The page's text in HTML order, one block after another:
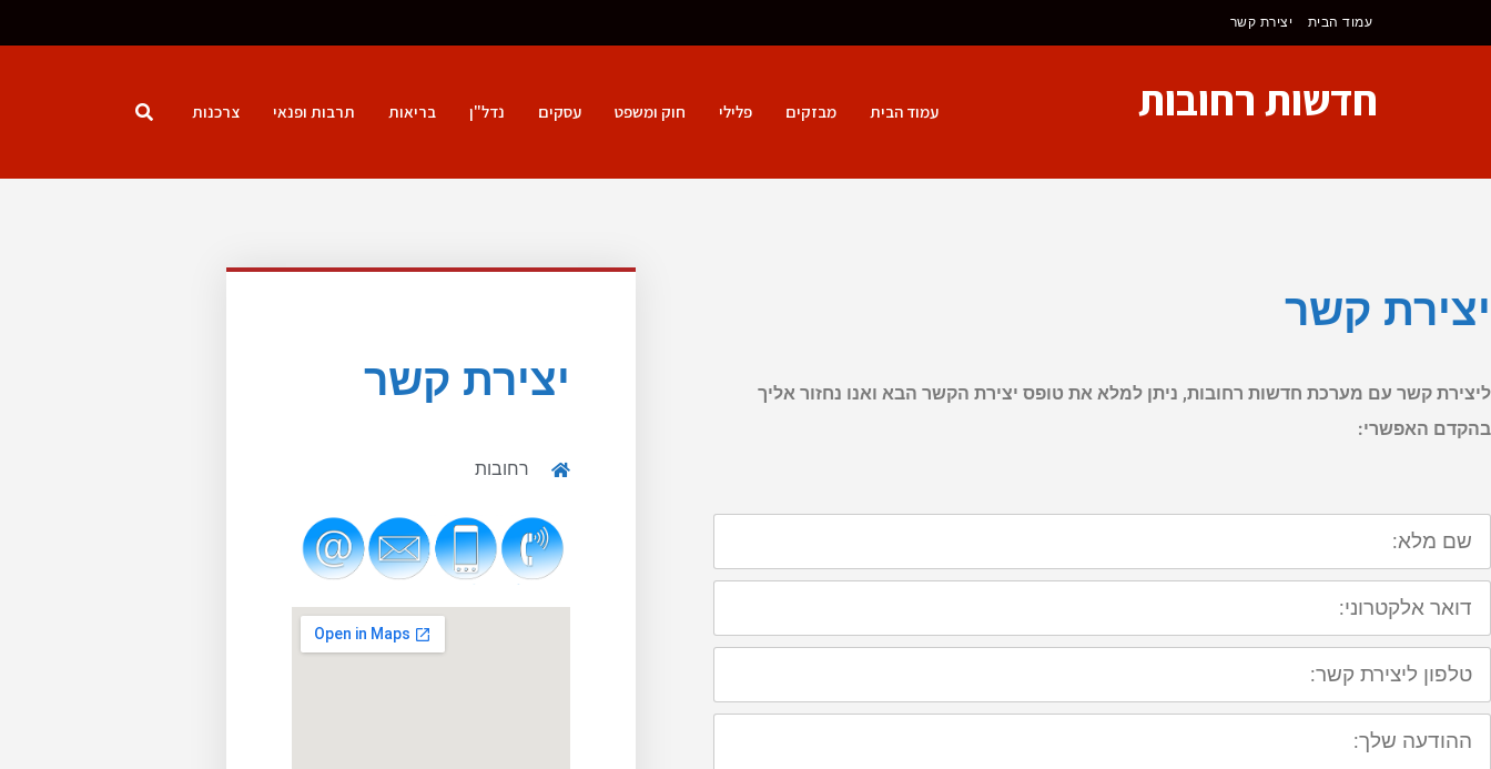
עמוד הבית יצירת קשר
חדשות רחובות עמוד הבית מבזקים פלילי חוק ומשפט עסקים נדל"ן בריאות תרבות ופנאי צרכנות
יצירת קשר
ליצירת קשר עם מערכת חדשות רחובות, ניתן למלא את טופס יצירת הקשר הבא ואנו נחזור אליך
בהקדם האפשרי:
שם
מלא:
דואר
אלקטרוני:
טלפון
ליצירת
ההודעה
שלך:
יצירת קשר​
רחובות